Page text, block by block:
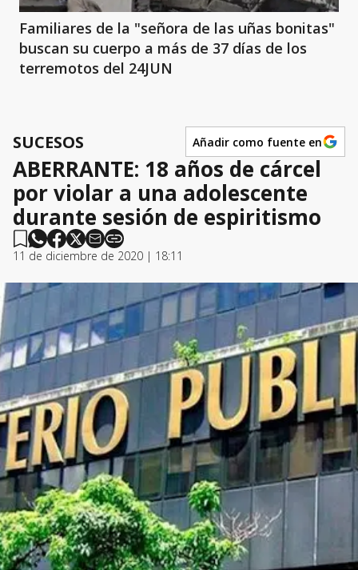
Familiares de la "señora de las uñas bonitas"
buscan su cuerpo a más de 37 días de los
terremotos del 24JUN
SUCESOS Añadir como fuente en
ABERRANTE: 18 años de cárcel
por violar a una adolescente
durante sesión de espiritismo
11 de diciembre de 2020 | 18:11